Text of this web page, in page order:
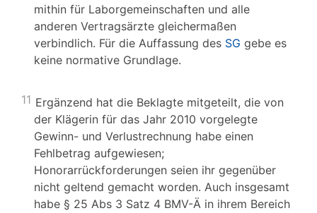
mithin für Laborgemeinschaften und alle
anderen Vertragsärzte gleichermaßen
verbindlich. Für die Auffassung des SG gebe es
keine normative Grundlage.
11 Ergänzend hat die Beklagte mitgeteilt, die von
der Klägerin für das Jahr 2010 vorgelegte
Gewinn- und Verlustrechnung habe einen
Fehlbetrag aufgewiesen;
Honorarrückforderungen seien ihr gegenüber
nicht geltend gemacht worden. Auch insgesamt
habe § 25 Abs 3 Satz 4 BMV-Ä in ihrem Bereich